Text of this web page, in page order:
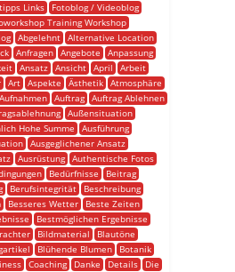
Links
Fotoblog / Videoblog
Training Workshop
Abgelehnt Alternative Location
Anfragen Angebote
Anpassung
Ansatz Ansicht April
Arbeit
Art Aspekte Ästhetik
Atmosphäre
Aufnahmen Auftrag Auftrag Ablehnen
Außensituation
Hohe Summe
Ausführung
Ausgeglichener Ansatz
Ausrüstung
Authentische Fotos
Bedürfnisse
Beitrag
Berufsintegrität
Beschreibung
Besseres Wetter
Beste Zeiten
Bestmöglichen Ergebnisse
Bildmaterial
Blautöne
Blühende Blumen
Botanik
Coaching Danke Details
Die